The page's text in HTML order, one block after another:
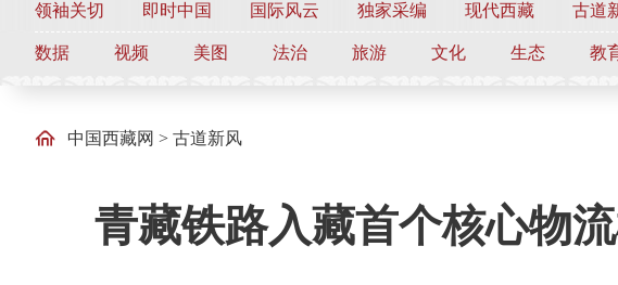
领袖关切 即时中国 国际风云 独家采编 现代西藏 古道
数据 视频 美图 法治 旅游 文化 生态 教
中国西藏网 > 古道新风
青藏铁路入藏首个核心物